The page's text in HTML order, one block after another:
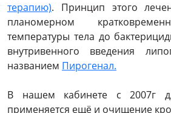
терапию). Принцип этого
планомерном
температуры тела до
внутривенного введения
названием Пирогенал.
В нашем кабинете с 2007г
применяется ещё и очищение